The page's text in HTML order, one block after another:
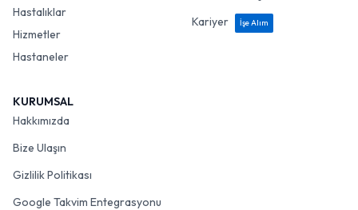
Hastalıklar
Hizmetler
Hastaneler
Kariyer
İşe Alım
KURUMSAL
Hakkımızda
Bize Ulaşın
Gizlilik Politikası
Google Takvim Entegrasyonu